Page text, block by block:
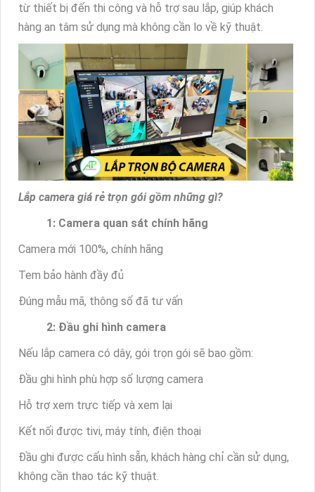
từ thiết bị đến thi công và hỗ trợ sau lắp, giúp khách
hàng an tâm sử dụng mà không cần lo về kỹ thuật.
Lắp camera giá rẻ trọn gói gồm những gì?
1: Camera quan sát chính hãng
Camera mới 100%, chính hãng
Tem bảo hành đầy đủ
Đúng mẫu mã, thông số đã tư vấn
2: Đầu ghi hình camera
Nếu lắp camera có dây, gói trọn gói sẽ bao gồm:
Đầu ghi hình phù hợp số lượng camera
Hỗ trợ xem trực tiếp và xem lại
Kết nối được tivi, máy tính, điện thoại
Đầu ghi được cấu hình sẵn, khách hàng chỉ cần sử dụng,
không cần thao tác kỹ thuật.